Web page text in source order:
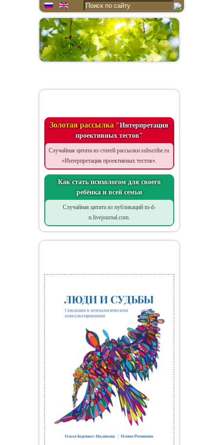
Золотая рассылка"Интерпретация
проективных тестов"
Случайная цитата из статей рассылки subscribe.ru
«Интерпретация проективных тестов».
Как стать психологом для своего
ребёнка и всей семьи
Случайная цитата из публикаций m-d-
n.livejournal.com.